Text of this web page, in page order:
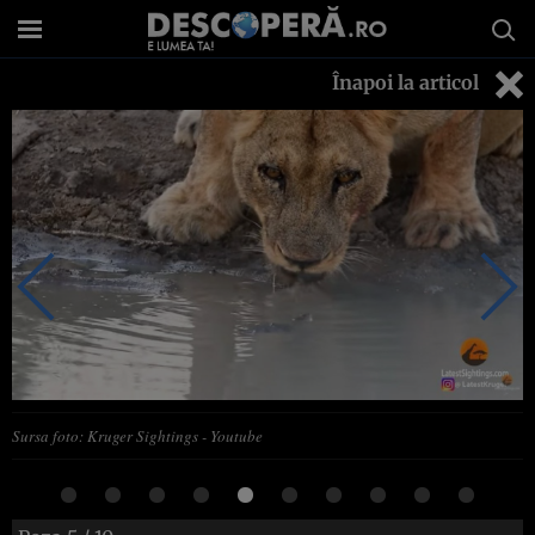
Înapoi la articol
Sursa foto: Kruger Sightings - Youtube